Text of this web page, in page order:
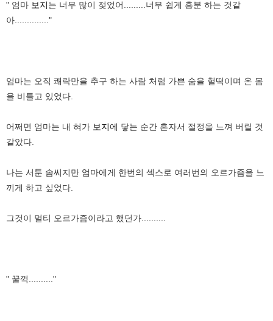
" 엄마 보지는 너무 많이 젖었어.........너무 쉽게 흥분 하는 것같
아.............."
엄마는 오직 쾌락만을 추구 하는 사람 처럼 가쁜 숨을 헐떡이며 온 몸
을 비틀고 있었다.
어쩌면 엄마는 내 혀가 보지에 닿는 순간 혼자서 절정을 느껴 버릴 것
같았다.
나는 서툰 솜씨지만 엄마에게 한번의 섹스로 여러번의 오르가즘을 느
끼게 하고 싶었다.
그것이 멀티 오르가즘이라고 했던가..........
" 꿀꺽.........."